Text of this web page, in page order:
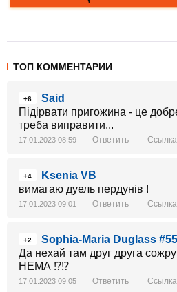
ТОП КОММЕНТАРИИ
+6
Said_
Підірвати пригожина - це
треба виправити...
17.01.2023 08:59 Ответить Ссылка
+4
Ksenia VB
вимагаю дуель пердунів !
17.01.2023 09:01 Ответить Ссылка
+2
Sophia-Maria Duglass
Да нехай там друг друга
НЕМА ⁉️⁉️
17.01.2023 09:05 Ответить Ссылка